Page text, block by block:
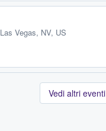
Las Vegas, NV, US
Vedi altri eventi